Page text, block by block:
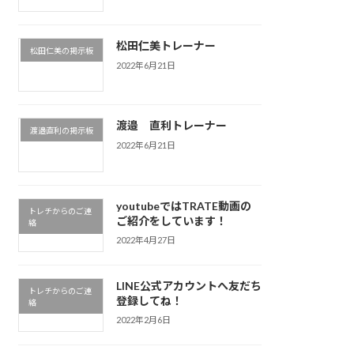
松田仁美の掲示板 松田仁美トレーナー
2022年6月21日
渡邉直利の掲示板 渡邉 直利トレーナー
2022年6月21日
トレチからのご連
絡
youtubeではTRATE動画の
ご紹介をしています！
2022年4月27日
トレチからのご連
絡
LINE公式アカウントへ友だち
登録してね！
2022年2月6日